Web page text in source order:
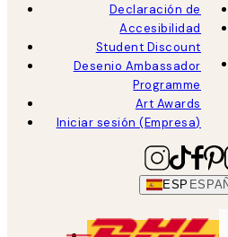
Declaración de
Accesibilidad
Student Discount
Desenio Ambassador
Programme
Art Awards
Iniciar sesión (Empresa)
ESP